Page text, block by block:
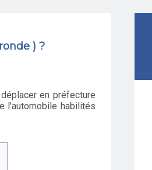
) ?
en préfecture
l'automobile habilités